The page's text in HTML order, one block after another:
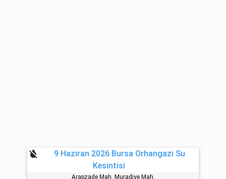
format_color_reset
9 Haziran 2026 Bursa Orhangazi Su
Kesintisi
Arapzade Mah. Muradi̇ye Mah.